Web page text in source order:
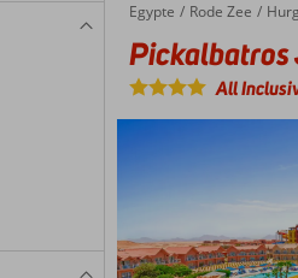
Home
Egypte Rode Zee
Pickalbatros Jungle Aqua Park Resort – Neverland
Pickalbatros
All